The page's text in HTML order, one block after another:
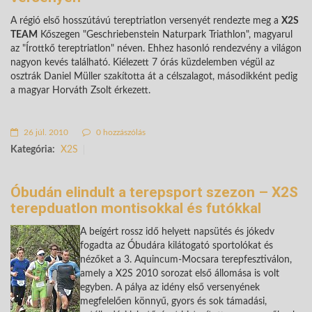
A régió első hosszútávú tereptriatlon versenyét rendezte meg a X2S
TEAM Kőszegen "Geschriebenstein Naturpark Triathlon", magyarul
az "Írottkő tereptriatlon" néven. Ehhez hasonló rendezvény a világon
nagyon kevés található. Kiélezett 7 órás küzdelemben végül az
osztrák Daniel Müller szakította át a célszalagot, másodikként pedig
a magyar Horváth Zsolt érkezett.
26 júl. 2010 0 hozzászólás
Kategória: X2S
Óbudán elindult a terepsport szezon – X2S
terepduatlon montisokkal és futókkal
A beígért rossz idő helyett napsütés és jókedv
fogadta az Óbudára kilátogató sportolókat és
nézőket a 3. Aquincum-Mocsara terepfesztiválon,
amely a X2S 2010 sorozat első állomása is volt
egyben. A pálya az idény első versenyének
megfelelően könnyű, gyors és sok támadási,